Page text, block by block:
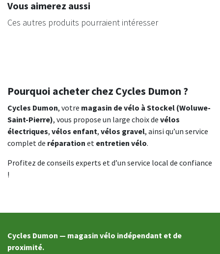
Vous aimerez aussi
Ces autres produits pourraient intéresser
Pourquoi acheter chez Cycles Dumon ?
Cycles Dumon, votre magasin de vélo à Stockel (Woluwe-
Saint-Pierre), vous propose un large choix de vélos
électriques, vélos enfant, vélos gravel, ainsi qu’un service
complet de réparation et entretien vélo.
Profitez de conseils experts et d’un service local de confiance
!
Cycles Dumon — magasin vélo indépendant et de
proximité.